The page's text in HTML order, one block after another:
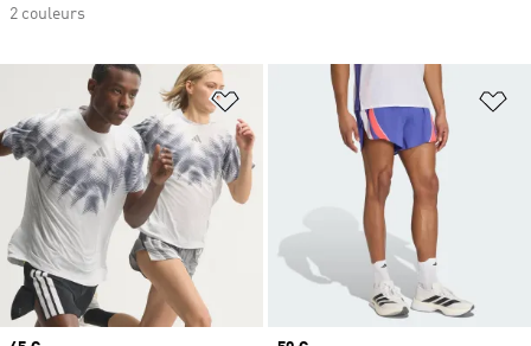
2 couleurs
Ajouter à la Liste de produits